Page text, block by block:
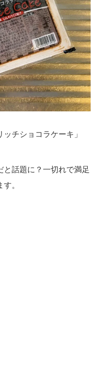
チショコラケーキ」
話題に？一切れで満足
。